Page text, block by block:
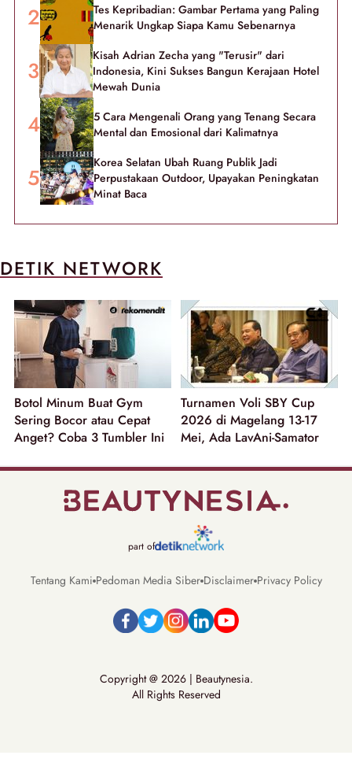
Tes Kepribadian: Gambar Pertama yang Paling
Menarik Ungkap Siapa Kamu Sebenarnya
Kisah Adrian Zecha yang "Terusir" dari
Indonesia, Kini Sukses Bangun Kerajaan Hotel
Mewah Dunia
5 Cara Mengenali Orang yang Tenang Secara
Mental dan Emosional dari Kalimatnya
Korea Selatan Ubah Ruang Publik Jadi
Perpustakaan Outdoor, Upayakan Peningkatan
Minat Baca
DETIK NETWORK
Botol Minum Buat Gym
Sering Bocor atau Cepat
Anget? Coba 3 Tumbler Ini
Turnamen Voli SBY Cup
2026 di Magelang 13-17
Mei, Ada LavAni-Samator
part of
Tentang Kami Pedoman Media Siber Disclaimer Privacy Policy
Copyright @ 2026 | Beautynesia.
All Rights Reserved